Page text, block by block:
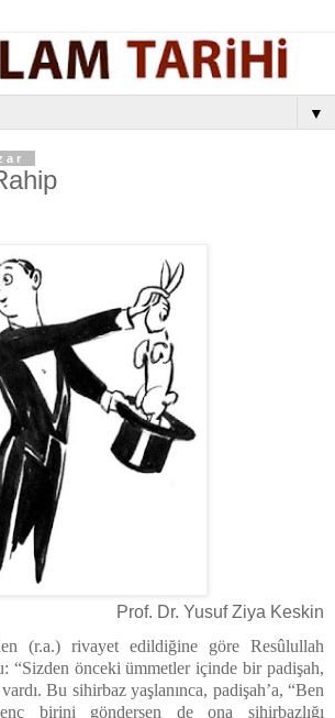
▼
Prof. Dr. Yusuf Ziya Keskin
(r.a.) rivayet edildiğine göre Resûlullah
“Sizden önceki ümmetler içinde bir padişah,
Bu sihirbaz yaşlanınca, padişah’a, “Ben
birini göndersen de ona sihirbazlığı